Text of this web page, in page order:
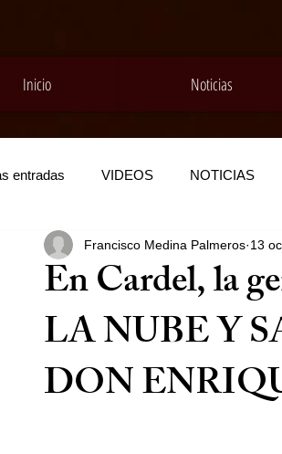
Inicio Noticias
entradas VIDEOS NOTICIAS
En Cardel, la
LA NUBE Y
DON
Francisco Medina Palmeros 13